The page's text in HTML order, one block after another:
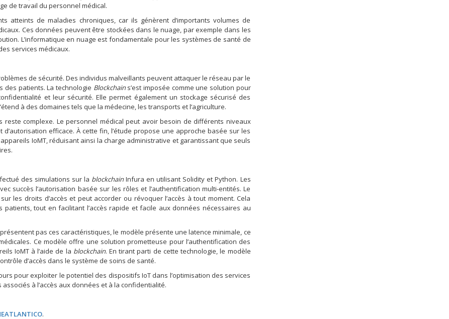
de travail du personnel médical.
atteints de maladies chroniques, car ils génèrent d’importants volumes de
Ces données peuvent être stockées dans le nuage, par exemple dans les
L’informatique en nuage est fondamentale pour les systèmes de santé de
services médicaux.
de sécurité. Des individus malveillants peuvent attaquer le réseau par le
des patients. La technologie Blockchains’est imposée comme une solution pour
et leur sécurité. Elle permet également un stockage sécurisé des
à des domaines tels que la médecine, les transports et l’agriculture.
reste complexe. Le personnel médical peut avoir besoin de différents niveaux
d’autorisation efficace. À cette fin, l’étude propose une approche basée sur les
IoMT, réduisant ainsi la charge administrative et garantissant que seuls
des simulations sur la blockchainInfura en utilisant Solidity et Python. Les
succès l’autorisation basée sur les rôles et l’authentification multi-entités. Le
les droits d’accès et peut accorder ou révoquer l’accès à tout moment. Cela
tout en facilitant l’accès rapide et facile aux données nécessaires au
pas ces caractéristiques, le modèle présente une latence minimale, ce
Ce modèle offre une solution prometteuse pour l’authentification des
IoMT à l’aide de la blockchain. En tirant parti de cette technologie, le modèle
d’accès dans le système de soins de santé.
pour exploiter le potentiel des dispositifs IoT dans l’optimisation des services
à l’accès aux données et à la confidentialité.
.